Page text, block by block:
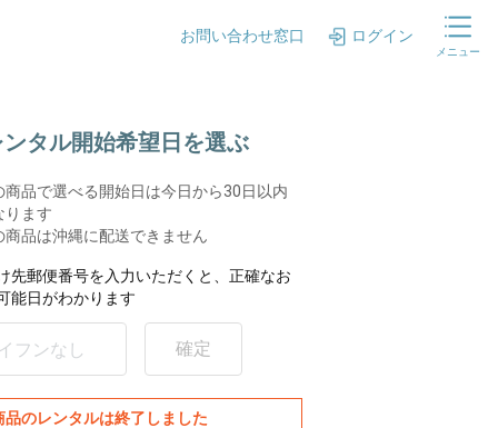
お問い合わせ窓口 ログイン
メニュー
ンタル開始希望日を選ぶ
商品で選べる開始日は今日から30日以内
ります
商品は沖縄に配送できません
先郵便番号を入力いただくと、正確なお
能日がわかります
確定
品のレンタルは終了しました